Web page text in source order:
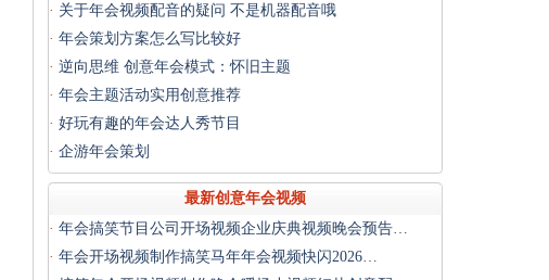
· 关于年会视频配音的疑问 不是机器配音哦
· 年会策划方案怎么写比较好
· 逆向思维 创意年会模式：怀旧主题
· 年会主题活动实用创意推荐
· 好玩有趣的年会达人秀节目
· 企游年会策划
最新创意年会视频
· 年会搞笑节目公司开场视频企业庆典视频晚会预告…
· 年会开场视频制作搞笑马年年会视频快闪2026…